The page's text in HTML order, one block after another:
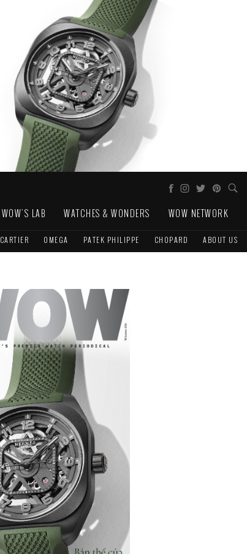
WOW'S LAB WATCHES & WONDERS WOW NETWORK
CARTIER OMEGA PATEK PHILIPPE CHOPARD ABOUT US